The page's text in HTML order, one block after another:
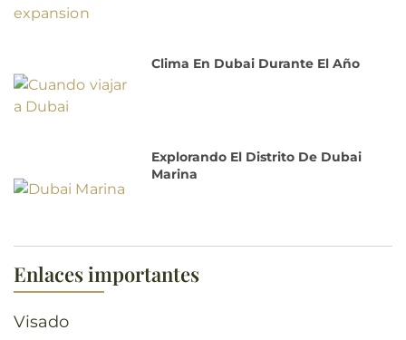
Clima En Dubai Durante El Año
Explorando El Distrito De Dubai
Marina
Enlaces importantes
Visado